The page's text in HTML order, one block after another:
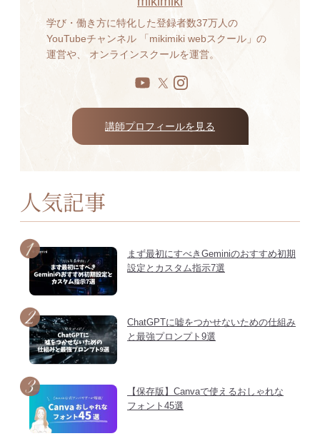
学び・働き方に特化した登録者数37万人の
YouTubeチャンネル 「mikimiki webスクール」の
運営や、 オンラインスクールを運営。
講師プロフィールを見る
人気記事
まず最初にすべきGeminiのおすすめ初期
設定とカスタム指示7選
ChatGPTに嘘をつかせないための仕組み
と最強プロンプト9選
【保存版】Canvaで使えるおしゃれな
フォント45選